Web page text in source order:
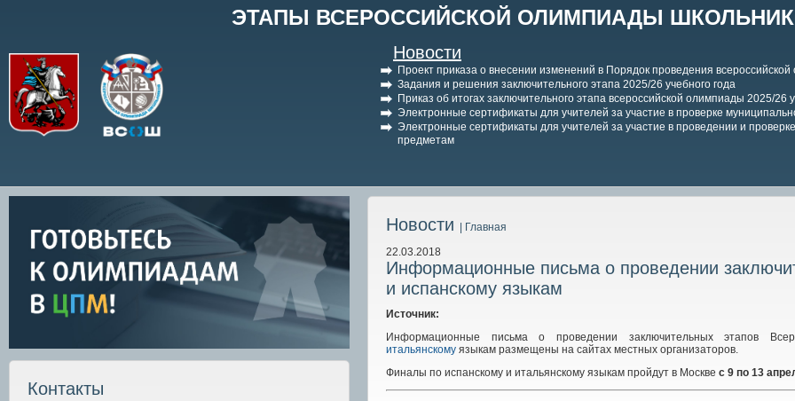
ЭТАПЫ ВСЕРОССИЙСКОЙ ОЛИМПИАДЫ
Новости
Проект приказа о внесении изменений в Порядок проведения
Задания и решения заключительного этапа 2025/26 учебного года
Приказ об итогах заключительного этапа всероссийской олимпиады 2025/26
Электронные сертификаты для учителей за участие в проверке
Электронные сертификаты для учителей за участие в проведении и
предметам
Контакты
Новости
| Главная
22.03.2018
Информационные письма о проведении
и испанскому языкам
Источник:
Информационные письма о проведении заключительных этапов
итальянскому языкам размещены на сайтах местных организаторов.
Финалы по испанскому и итальянскому языкам пройдут в Москве c 9 по 13